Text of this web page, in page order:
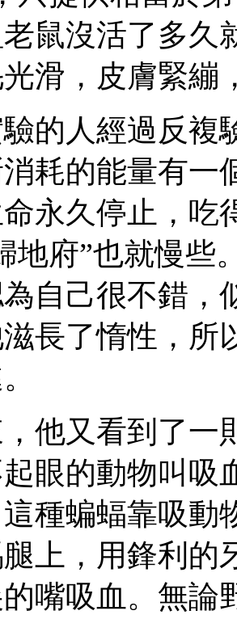
鼠沒活了多久
滑，皮膚緊繃
人經過反複
耗的能量有一
永久停止，吃
地府”也就慢些
自己很不錯，
長了惰性，所
又看到了一
眼的動物叫吸
種蝙蝠靠吸動
上，用鋒利的
嘴吸血。無論